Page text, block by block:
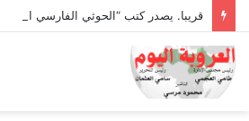
قريبا. يصدر كتب “الحوثي الفارسي